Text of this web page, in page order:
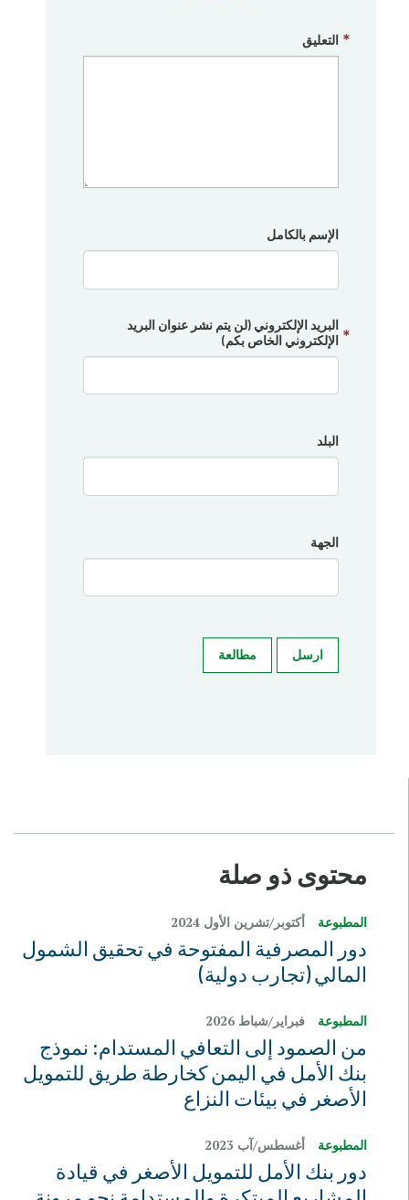
التعليق
الإسم بالكامل
البريد الإلكتروني (لن يتم نشر عنوان البريد
الإلكتروني الخاص بكم)
البلد
الجهة
ارسل مطالعة
محتوى ذو صلة
المطبوعة أكتوبر/تشرين الأول 2024
دور المصرفية المفتوحة في تحقيق الشمول
المالي (تجارب دولية)
المطبوعة فبراير/شباط 2026
من الصمود إلى التعافي المستدام: نموذج
بنك الأمل في اليمن كخارطة طريق للتمويل
الأصغر في بيئات النزاع
المطبوعة أغسطس/آب 2023
دور بنك الأمل للتمويل الأصغر في قيادة